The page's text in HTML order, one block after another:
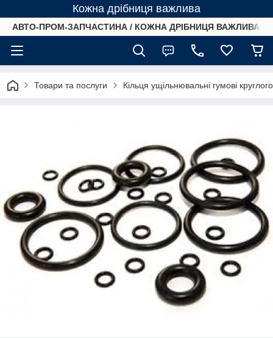
Кожна дрібниця важлива
АВТО-ПРОМ-ЗАПЧАСТИНА / КОЖНА ДРІБНИЦЯ ВАЖЛИВА /
Товари та послуги Кільця ущільнювальні гумові